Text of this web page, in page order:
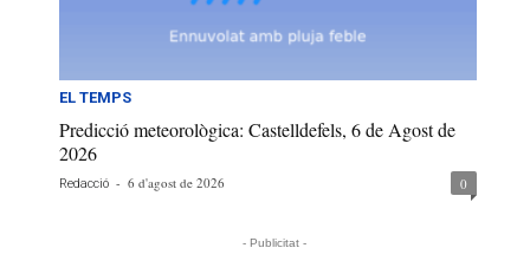
EL TEMPS
Predicció meteorològica: Castelldefels, 6 de Agost de
2026
Redacció - 6 d'agost de 2026 0
- Publicitat -